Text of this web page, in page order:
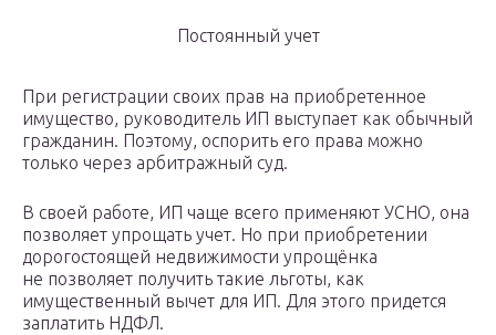
Постоянный учет
При регистрации своих прав на приобретенное
имущество, руководитель ИП выступает как обычный
гражданин. Поэтому, оспорить его права можно
только через арбитражный суд.
В своей работе, ИП чаще всего применяют УСНО, она
позволяет упрощать учет. Но при приобретении
дорогостоящей недвижимости упрощёнка
не позволяет получить такие льготы, как
имущественный вычет для ИП. Для этого придется
заплатить НДФЛ.